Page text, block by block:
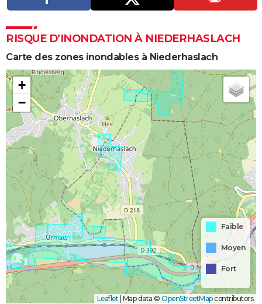
Bricolage
Lifestyle
Culture
Sport
Auto
Television
Voyage
Cinema
RISQUE D’INONDATION À NIEDERHASLACH
Carte des zones inondables à Niederhaslach
+
−
Faible
Moyen
Fort
Leaflet | Map data © OpenStreetMapcontributors